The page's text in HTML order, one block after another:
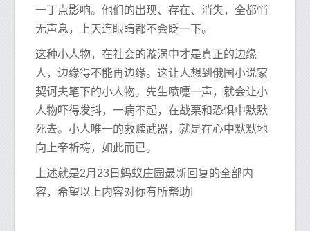
一丁点影响。他们的出现、存在、消失，全都悄
无声息，上天连眼睛都不会眨一下。
这种小人物，在社会的漩涡中才是真正的边缘
人，边缘得不能再边缘。这让人想到俄国小说家
契诃夫笔下的小人物。先生喷嚏一声，就会让小
人物吓得发抖，一病不起，在战栗和恐惧中默默
死去。小人唯一的救赎武器，就是在心中默默地
向上帝祈祷，如此而已。
上述就是2月23日蚂蚁庄园最新回复的全部内
容，希望以上内容对你有所帮助!